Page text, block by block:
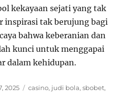
kekayaan sejati yang tak
inspirasi tak berujung bagi
bahwa keberanian dan
kunci untuk menggapai
dalam kehidupan.
2025 Tags
casino, judi bola,sbobet,